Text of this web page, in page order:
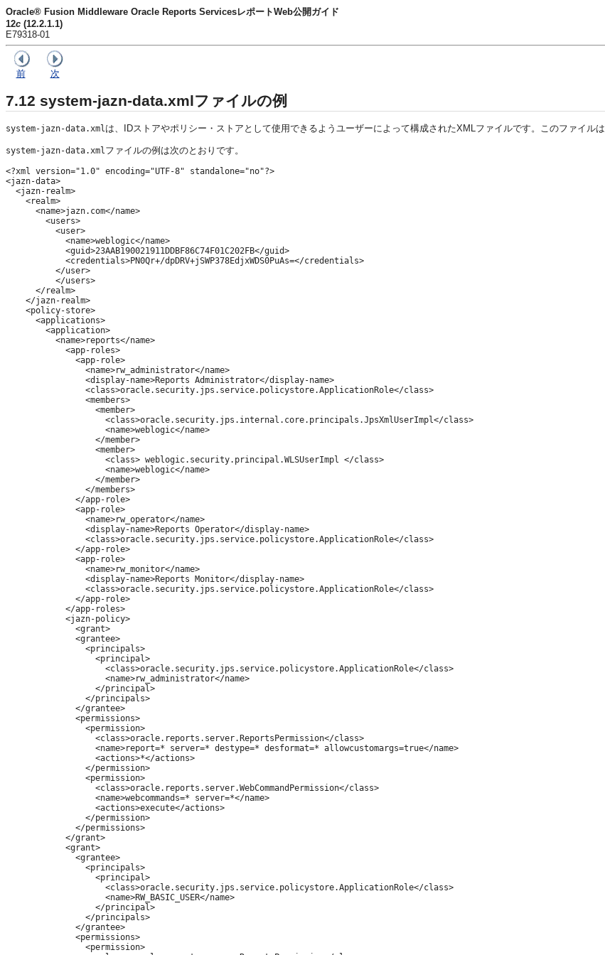
Oracle® Fusion Middleware Oracle Reports ServicesレポートWeb公開ガイド
12c (12.2.1.1)
E79318-01
前 次
7.12 system-jazn-data.xmlファイルの例
system-jazn-data.xml は、IDストアやポリシー・ストアとして使用できるようユーザーによって構成されたXMLファイルです。このファイルは
system-jazn-data.xml ファイルの例は次のとおりです。
<?xml version="1.0" encoding="UTF-8" standalone="no"?>
<jazn-data>
  <jazn-realm>
    <realm>
      <name>jazn.com</name>
        <users>
          <user>
            <name>weblogic</name>
            <guid>23AAB190021911DDBF86C74F01C202FB</guid>
            <credentials>PN0Qr+/dpDRV+jSWP378EdjxWDS0PuAs=</credentials>
          </user>
          </users>
      </realm>
    </jazn-realm>
    <policy-store>
      <applications>
        <application>
          <name>reports</name>
            <app-roles>
              <app-role>
                <name>rw_administrator</name>
                <display-name>Reports Administrator</display-name>
                <class>oracle.security.jps.service.policystore.ApplicationRole</class>
                <members>
                  <member>
                    <class>oracle.security.jps.internal.core.principals.JpsXmlUserImpl</class>
                    <name>weblogic</name>
                  </member>
                  <member>
                    <class> weblogic.security.principal.WLSUserImpl </class>
                    <name>weblogic</name>
                  </member>
                </members>
              </app-role>
              <app-role>
                <name>rw_operator</name>
                <display-name>Reports Operator</display-name>
                <class>oracle.security.jps.service.policystore.ApplicationRole</class>
              </app-role>
              <app-role>
                <name>rw_monitor</name>
                <display-name>Reports Monitor</display-name>
                <class>oracle.security.jps.service.policystore.ApplicationRole</class>
              </app-role>
            </app-roles>
            <jazn-policy>
              <grant>
              <grantee>
                <principals>
                  <principal>
                    <class>oracle.security.jps.service.policystore.ApplicationRole</class>
                    <name>rw_administrator</name>
                  </principal>
                </principals>
              </grantee>
              <permissions>
                <permission>
                  <class>oracle.reports.server.ReportsPermission</class>
                  <name>report=* server=* destype=* desformat=* allowcustomargs=true</name>
                  <actions>*</actions>
                </permission>
                <permission>
                  <class>oracle.reports.server.WebCommandPermission</class>
                  <name>webcommands=* server=*</name>
                  <actions>execute</actions>
                </permission>
              </permissions>
            </grant>
            <grant>
              <grantee>
                <principals>
                  <principal>
                    <class>oracle.security.jps.service.policystore.ApplicationRole</class>
                    <name>RW_BASIC_USER</name>
                  </principal>
                </principals>
              </grantee>
              <permissions>
                <permission>